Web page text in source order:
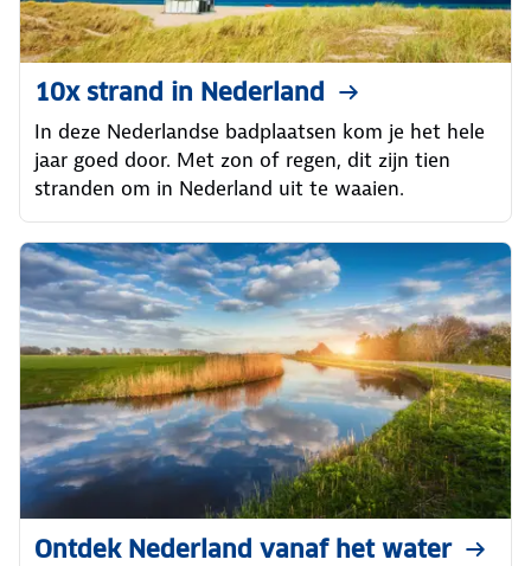
10x strand in Nederland
In deze Nederlandse badplaatsen kom je het hele
jaar goed door. Met zon of regen, dit zijn tien
stranden om in Nederland uit te waaien.
Ontdek Nederland vanaf het water